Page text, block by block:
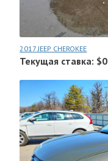
2017 JEEP CHEROKEE
Текущая ставка: $0